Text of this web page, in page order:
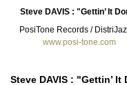
Steve DAVIS : "Gettin’ It
PosiTone Records /
www.posi-tone.com
Steve DAVIS : "Gettin’ It